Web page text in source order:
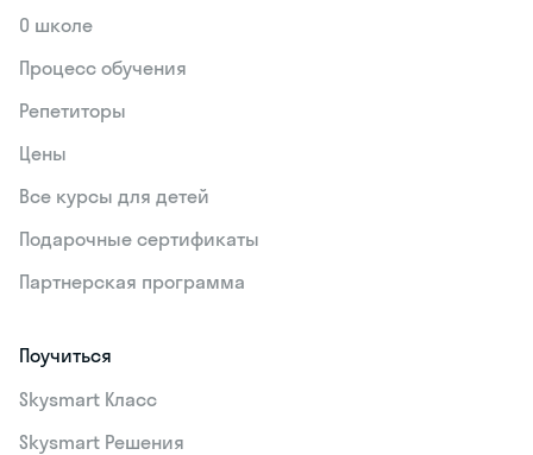
О школе
Процесс обучения
Репетиторы
Цены
Все курсы для детей
Подарочные сертификаты
Партнерская программа
Поучиться
Skysmart Класс
Skysmart Решения